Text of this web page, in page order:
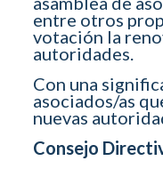
entre otros
votación la
autoridades.
Con una
asociados/as
nuevas
Consejo